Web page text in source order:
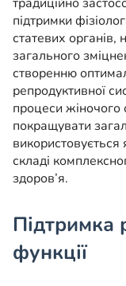
підтримки
статевих органів,
загального
створенню
репродуктивної
процеси жіночого
покращувати
складі
здоров’я.
Підтримка
функції